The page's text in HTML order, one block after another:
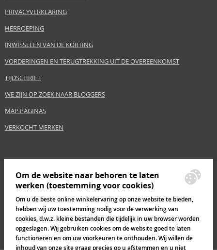
PRIVACYVERKLARING
HERROEPING
INWISSELEN VAN DE KORTING
VORDERINGEN EN TERUGTREKKING UIT DE OVEREENKOMST
TIJDSCHRIFT
WE ZIJN OP ZOEK NAAR BLOGGERS
MAP PAGINAS
VERKOCHT MERKEN
Om de website naar behoren te laten
werken (toestemming voor cookies)
Om u de beste online winkelervaring op onze website te bieden,
hebben wij uw toestemming nodig voor de verwerking van
cookies, d.w.z. kleine bestanden die tijdelijk in uw browser worden
opgeslagen. Wij gebruiken cookies om de website goed te laten
functioneren en om uw voorkeuren te onthouden. Wij willen de
inhoud van onze site graag precies op u afstemmen en u niet